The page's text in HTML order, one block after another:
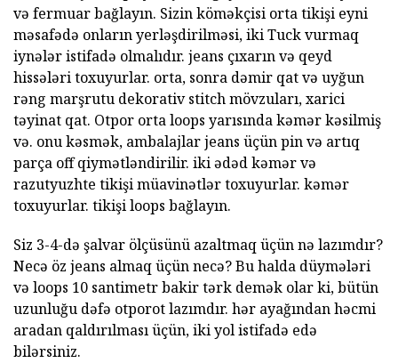
və fermuar bağlayın. Sizin köməkçisi orta tikişi eyni
məsafədə onların yerləşdirilməsi, iki Tuck vurmaq
iynələr istifadə olmalıdır. jeans çıxarın və qeyd
hissələri toxuyurlar. orta, sonra dəmir qat və uyğun
rəng marşrutu dekorativ stitch mövzuları, xarici
təyinat qat. Otpor orta loops yarısında kəmər kəsilmiş
və. onu kəsmək, ambalajlar jeans üçün pin və artıq
parça off qiymətləndirilir. iki ədəd kəmər və
razutyuzhte tikişi müavinətlər toxuyurlar. kəmər
toxuyurlar. tikişi loops bağlayın.
Siz 3-4-də şalvar ölçüsünü azaltmaq üçün nə lazımdır?
Necə öz jeans almaq üçün necə? Bu halda düymələri
və loops 10 santimetr bakir tərk demək olar ki, bütün
uzunluğu dəfə otporot lazımdır. hər ayağından həcmi
aradan qaldırılması üçün, iki yol istifadə edə
bilərsiniz.